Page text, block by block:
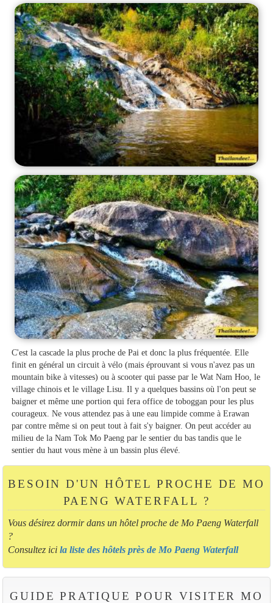
C'est la cascade la plus proche de Pai et donc la plus fréquentée. Elle
finit en général un circuit à vélo (mais éprouvant si vous n'avez pas un
mountain bike à vitesses) ou à scooter qui passe par le Wat Nam Hoo, le
village chinois et le village Lisu. Il y a quelques bassins où l'on peut se
baigner et même une portion qui fera office de toboggan pour les plus
courageux. Ne vous attendez pas à une eau limpide comme à Erawan
par contre même si on peut tout à fait s'y baigner. On peut accéder au
milieu de la Nam Tok Mo Paeng par le sentier du bas tandis que le
sentier du haut vous mène à un bassin plus élevé.
BESOIN D'UN HÔTEL PROCHE DE MO
PAENG WATERFALL ?
Vous désirez dormir dans un hôtel proche de Mo Paeng Waterfall
?
Consultez ici la liste des hôtels près de Mo Paeng Waterfall
GUIDE PRATIQUE POUR VISITER MO